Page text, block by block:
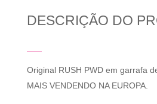
DESCRIÇÃO DO
Original RUSH PWD em garrafa
MAIS VENDENDO NA EUROPA.